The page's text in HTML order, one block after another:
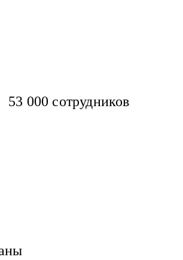
53 000 сотрудников